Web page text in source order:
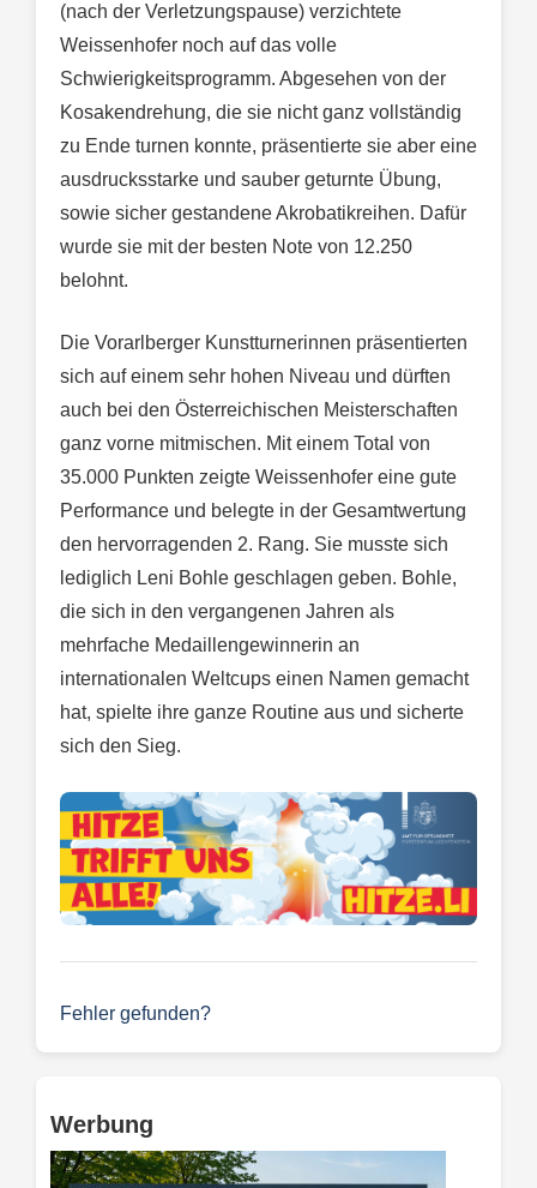
(nach der Verletzungspause) verzichtete
Weissenhofer noch auf das volle
Schwierigkeitsprogramm. Abgesehen von der
Kosakendrehung, die sie nicht ganz vollständig
zu Ende turnen konnte, präsentierte sie aber eine
ausdrucksstarke und sauber geturnte Übung,
sowie sicher gestandene Akrobatikreihen. Dafür
wurde sie mit der besten Note von 12.250
belohnt.
Die Vorarlberger Kunstturnerinnen präsentierten
sich auf einem sehr hohen Niveau und dürften
auch bei den Österreichischen Meisterschaften
ganz vorne mitmischen. Mit einem Total von
35.000 Punkten zeigte Weissenhofer eine gute
Performance und belegte in der Gesamtwertung
den hervorragenden 2. Rang. Sie musste sich
lediglich Leni Bohle geschlagen geben. Bohle,
die sich in den vergangenen Jahren als
mehrfache Medaillengewinnerin an
internationalen Weltcups einen Namen gemacht
hat, spielte ihre ganze Routine aus und sicherte
sich den Sieg.
Fehler gefunden?
Werbung